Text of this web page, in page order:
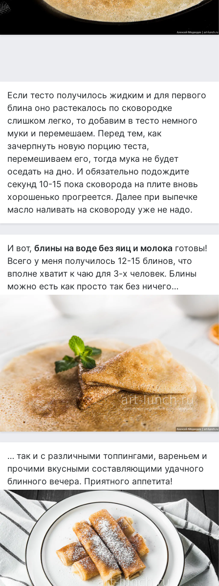
Если тесто получилось жидким и для первого
блина оно растекалось по сковородке
слишком легко, то добавим в тесто немного
муки и перемешаем. Перед тем, как
зачерпнуть новую порцию теста,
перемешиваем его, тогда мука не будет
оседать на дно. И обязательно подождите
секунд 10-15 пока сковорода на плите вновь
хорошенько прогреется. Далее при выпечке
масло наливать на сковороду уже не надо.
И вот, блины на воде без яиц и молока готовы!
Всего у меня получилось 12-15 блинов, что
вполне хватит к чаю для 3-х человек. Блины
можно есть как просто так без ничего…
… так и с различными топпингами, вареньем и
прочими вкусными составляющими удачного
блинного вечера. Приятного аппетита!